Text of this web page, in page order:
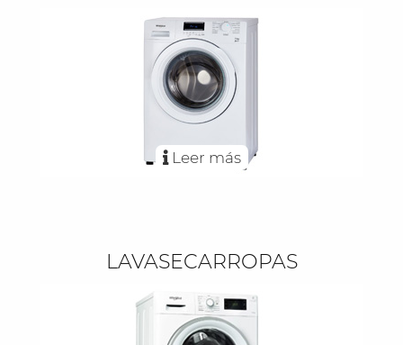
Leer más
LAVASECARROPAS